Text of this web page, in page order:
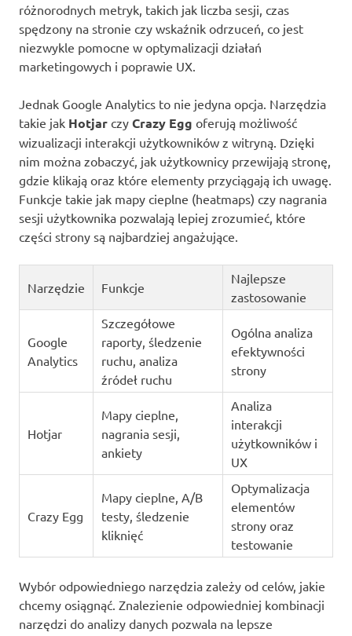
różnorodnych metryk, takich jak liczba sesji, czas
spędzony na stronie czy wskaźnik odrzuceń, co jest
niezwykle pomocne w optymalizacji działań
marketingowych i poprawie UX.
Jednak Google Analytics to nie jedyna opcja. Narzędzia
takie jak Hotjar czy Crazy Egg oferują możliwość
wizualizacji interakcji użytkowników z witryną. Dzięki
nim można zobaczyć, jak użytkownicy przewijają stronę,
gdzie klikają oraz które elementy przyciągają ich uwagę.
Funkcje takie jak mapy cieplne (heatmaps) czy nagrania
sesji użytkownika pozwalają lepiej zrozumieć, które
części strony są najbardziej angażujące.
Narzędzie Funkcje
Najlepsze
zastosowanie
Google
Analytics
Szczegółowe
raporty, śledzenie
ruchu, analiza
źródeł ruchu
Ogólna analiza
efektywności
strony
Hotjar
Mapy cieplne,
nagrania sesji,
ankiety
Analiza
interakcji
użytkowników i
UX
Crazy Egg
Mapy cieplne, A/B
testy, śledzenie
kliknięć
Optymalizacja
elementów
strony oraz
testowanie
Wybór odpowiedniego narzędzia zależy od celów, jakie
chcemy osiągnąć. Znalezienie odpowiedniej kombinacji
narzędzi do analizy danych pozwala na lepsze